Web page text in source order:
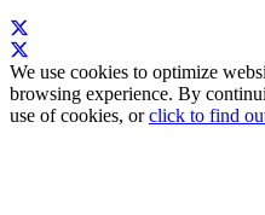
We use cookies to optimize
browsing experience. By
use of cookies, orclick to find